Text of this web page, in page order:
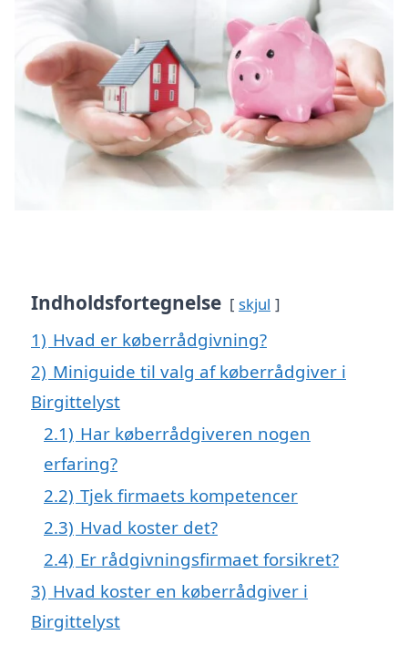
Indholdsfortegnelse skjul
1) Hvad er køberrådgivning?
2) Miniguide til valg af køberrådgiver i
Birgittelyst
2.1) Har køberrådgiveren nogen
erfaring?
2.2) Tjek firmaets kompetencer
2.3) Hvad koster det?
2.4) Er rådgivningsfirmaet forsikret?
3) Hvad koster en køberrådgiver i
Birgittelyst